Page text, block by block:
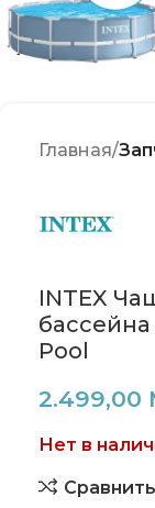
Главная
INTEX
Pool
2.499,00
Нет в
Сравнить